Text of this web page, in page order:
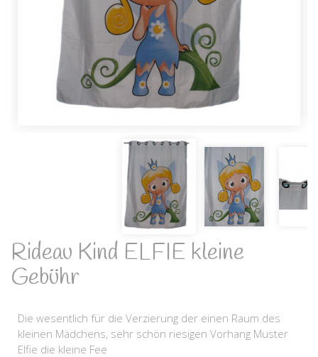
Rideau Kind ELFIE kleine
Gebühr
Die wesentlich für die Verzierung der einen Raum des
kleinen Mädchens, sehr schön riesigen Vorhang Muster
Elfie die kleine Fee